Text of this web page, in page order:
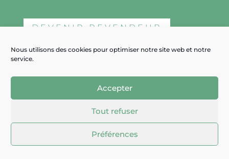
Nous utilisons des cookies pour optimiser notre site web et notre
service.
Accepter
Tout refuser
Préférences
DEVENIR REVENDEUR